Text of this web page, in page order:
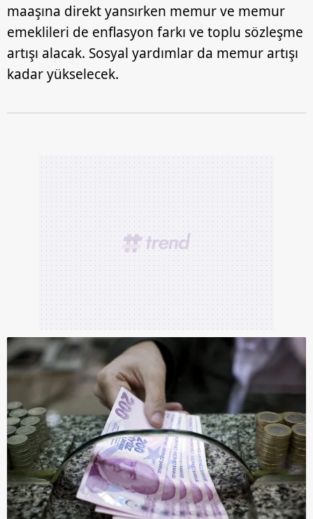
maaşına direkt yansırken memur ve memur
emeklileri de enflasyon farkı ve toplu sözleşme
artışı alacak. Sosyal yardımlar da memur artışı
kadar yükselecek.